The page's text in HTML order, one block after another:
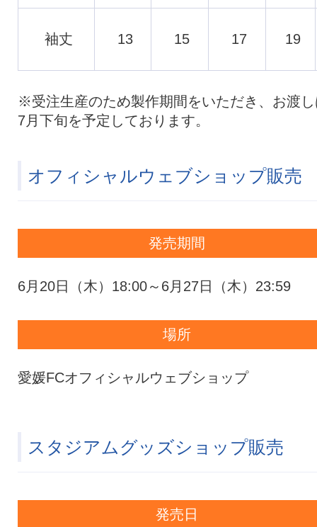
袖丈 13 15 17 19
※受注生産のため製作期間をいただき、お渡
7月下旬を予定しております。
オフィシャルウェブショップ販売
発売期間
6月20日（木）18:00～6月27日（木）23:59
場所
愛媛FCオフィシャルウェブショップ
スタジアムグッズショップ販売
発売日